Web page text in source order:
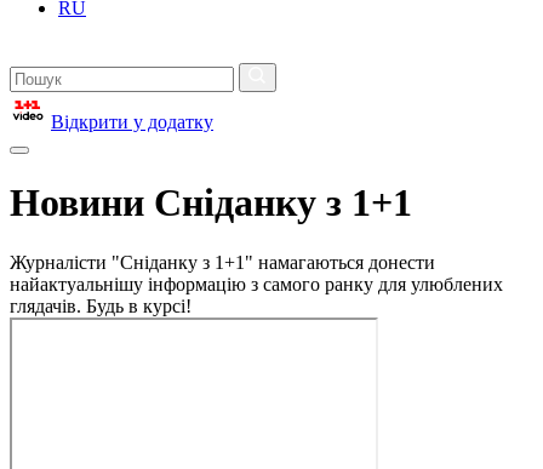
RU
Відкрити у додатку
Новини Сніданку з 1+1
Журналісти "Сніданку з 1+1" намагаються донести
найактуальнішу інформацію з самого ранку для улюблених
глядачів. Будь в курсі!